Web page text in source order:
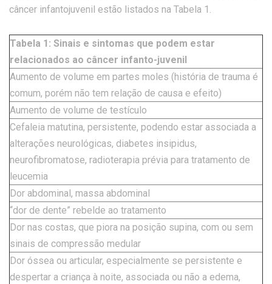
câncer infantojuvenil estão listados na Tabela 1.
Tabela 1: Sinais e sintomas que podem estar
relacionados ao câncer infanto-juvenil
Aumento de volume em partes moles (história de trauma é
comum, porém não tem relação de causa e efeito)
Aumento de volume de testículo
Cefaleia matutina, persistente, podendo estar associada a
alterações neurológicas, diabetes insipidus,
neurofibromatose, radioterapia prévia para tratamento de
leucemia
Dor abdominal, massa abdominal
“dor de dente” rebelde ao tratamento
Dor nas costas, que piora na posição supina, com ou sem
sinais de compressão medular
Dor óssea ou articular, especialmente se persistente e
despertar a criança à noite, associada ou não a edema,